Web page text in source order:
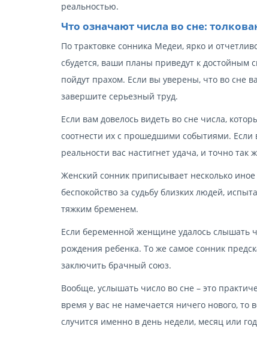
реальностью.
Что означают числа во сне:
По трактовке сонника Медеи, ярко и
сбудется, ваши планы приведут к достойным
пойдут прахом. Если вы уверены, что во сне
завершите серьезный труд.
Если вам довелось видеть во сне числа,
соотнести их с прошедшими событиями.
реальности вас настигнет удача, и точно так
Женский сонник приписывает несколько
беспокойство за судьбу близких людей,
тяжким бременем.
Если беременной женщине удалось слышать
рождения ребенка. То же самое сонник
заключить брачный союз.
Вообще, услышать число во сне – это
время у вас не намечается ничего нового,
случится именно в день недели, месяц или